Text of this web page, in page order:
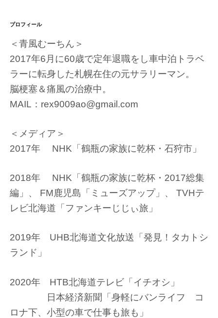
プロフィール
＜青風むーちん＞
2017年6月に60歳で定年退職をし車中泊トラベ
ラーに転身した札幌在住の元サラリーマン。
脳梗塞＆痛風の治療中。
MAIL：rex9009ao@gmail.com
＜メディア＞
2017年 NHK「鶴瓶の家族に乾杯・石狩市」
2018年 NHK「鶴瓶の家族に乾杯・2017総集
編」、 FM鹿児島「ミューズアップ」、 TVHテ
レビ北海道「ファンキーじじぃ旅」
2019年 UHB北海道文化放送「発見！タカトシ
ランド」
2020年 HTB北海道テレビ「イチオシ」
日本経済新聞「身軽にバンライフ コ
ロナ下、小型の車で仕事も旅も」